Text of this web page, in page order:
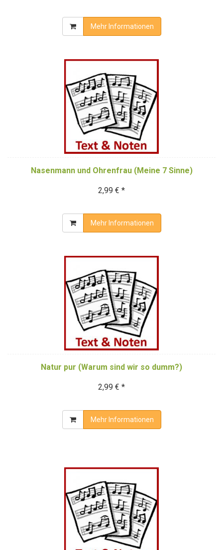
Mehr Informationen
Nasenmann und Ohrenfrau (Meine 7 Sinne)
2,99 € *
Mehr Informationen
Natur pur (Warum sind wir so dumm?)
2,99 € *
Mehr Informationen